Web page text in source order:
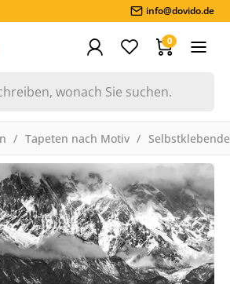
info@dovido.de
0
Tapeten nach Motiv